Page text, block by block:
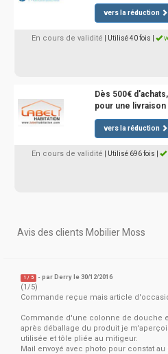
vers la réduction
En cours de validité | Utilisé 40 fois
Dès 500€
pour une livraison
vers la réduction
En cours de validité | Utilisé 696 fois
Avis des clients Mobilier Moss
1 / 5 - par Derry le 30/12/2016
(1/5)
Commande reçue mais article
Commande d'une colonne de douche
après déballage du produit je
utilisée et tôle pliée au mitigeur.
Mail envoyé avec photo pour constat